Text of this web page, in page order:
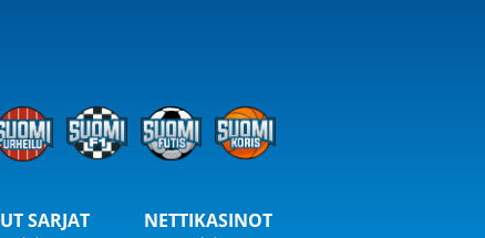
SARJAT NETTIKASINOT